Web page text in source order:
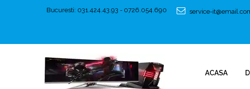
Bucuresti: 031.424.43.93 - 0726.054.690 service-
ACASA